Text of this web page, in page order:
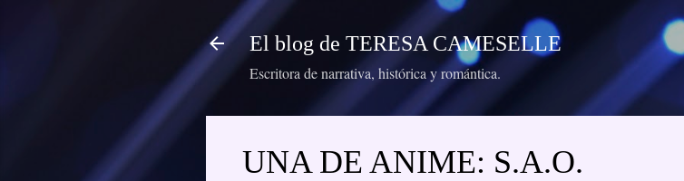
Ir al contenido principal
El blog de TERESA CAMESELLE
Escritora de narrativa, histórica y romántica.
UNA DE ANIME: S.A.O.